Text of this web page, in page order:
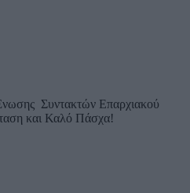
Συντακτών Επαρχιακού
και Καλό Πάσχα!